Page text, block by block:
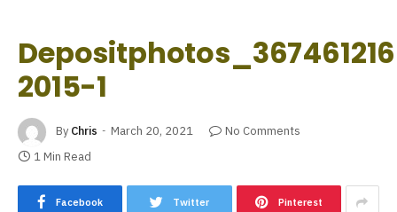
2015-1
By Chris March 20, 2021
No Comments
1 Min Read
Facebook Twitter Pinterest